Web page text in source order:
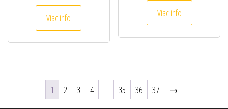
Viac info Viac info
1 2 3 4 … 35 36 37 →